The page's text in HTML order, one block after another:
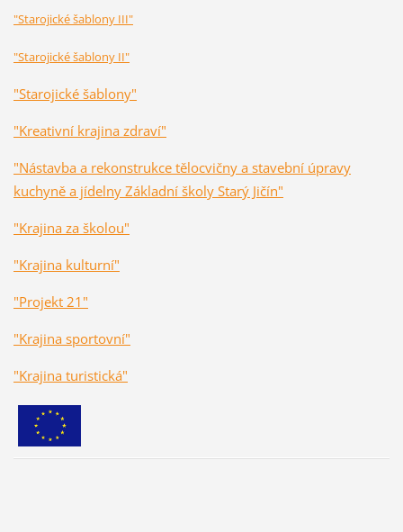
"Starojické šablony III"
"Starojické šablony II"
"Starojické šablony"
"Kreativní krajina zdraví"
"Nástavba a rekonstrukce tělocvičny a stavební úpravy
kuchyně a jídelny Základní školy Starý Jičín"
"Krajina za školou"
"Krajina kulturní"
"Projekt 21"
"Krajina sportovní"
"Krajina turistická"